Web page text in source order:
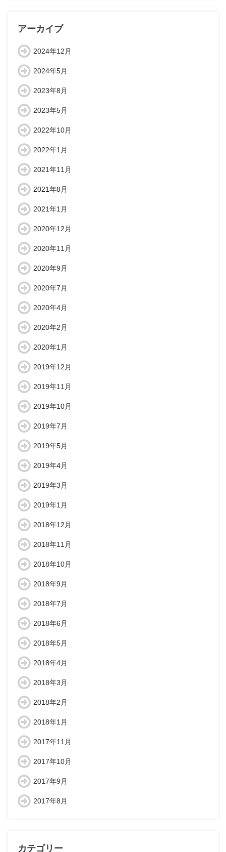
アーカイブ
2024年12月
2024年5月
2023年8月
2023年5月
2022年10月
2022年1月
2021年11月
2021年8月
2021年1月
2020年12月
2020年11月
2020年9月
2020年7月
2020年4月
2020年2月
2020年1月
2019年12月
2019年11月
2019年10月
2019年7月
2019年5月
2019年4月
2019年3月
2019年1月
2018年12月
2018年11月
2018年10月
2018年9月
2018年7月
2018年6月
2018年5月
2018年4月
2018年3月
2018年2月
2018年1月
2017年11月
2017年10月
2017年9月
2017年8月
カテゴリー